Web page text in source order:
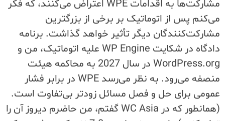
مشارکت‌ها به اقدامات WPE اعتراض می‌کنند، که فکر
می‌کنم پس از اتوماتیک بر برخی از بزرگترین
مشارکت‌کنندگان دیگر تأثیر خواهد گذاشت. برنامه
دادگاه در شکایت WP Engine علیه اتوماتیک، من و
WordPress.org در سال 2027 به محاکمه هیئت
منصفه می‌رود. به نظر می‌رسد WPE در برابر فشار
عمومی برای حل و فصل مسائل زودتر بی‌تفاوت است.
(همانطور که در WC Asia گفتم، من حاضرم دیروز آن را